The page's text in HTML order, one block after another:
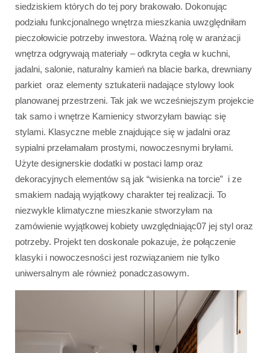
siedziskiem których do tej pory brakowało. Dokonując
podziału funkcjonalnego wnętrza mieszkania uwzględniłam
pieczołowicie potrzeby inwestora. Ważną rolę w aranżacji
wnętrza odgrywają materiały – odkryta cegła w kuchni,
jadalni, salonie, naturalny kamień na blacie barka, drewniany
parkiet oraz elementy sztukaterii nadające stylowy look
planowanej przestrzeni. Tak jak we wcześniejszym projekcie
tak samo i wnętrze Kamienicy stworzyłam bawiąc się
stylami. Klasyczne meble znajdujące się w jadalni oraz
sypialni przełamałam prostymi, nowoczesnymi bryłami.
Użyte designerskie dodatki w postaci lamp oraz
dekoracyjnych elementów są jak “wisienka na torcie” i ze
smakiem nadają wyjątkowy charakter tej realizacji. To
niezwykle klimatyczne mieszkanie stworzyłam na
zamówienie wyjątkowej kobiety uwzględniając07 jej styl oraz
potrzeby. Projekt ten doskonale pokazuje, że połączenie
klasyki i nowoczesności jest rozwiązaniem nie tylko
uniwersalnym ale również ponadczasowym.